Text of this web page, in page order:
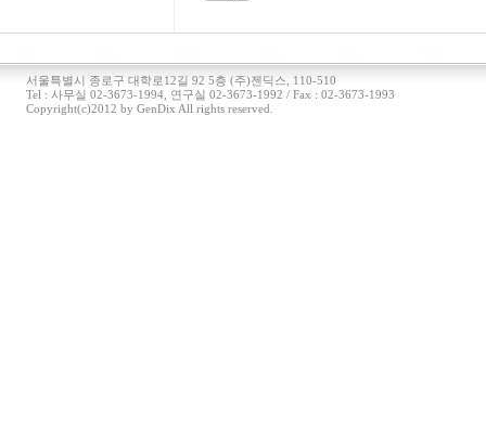
서울특별시 종로구 대학로12길 92 5층 (주)젠딕스, 110-510
Tel : 사무실 02-3673-1994, 연구실 02-3673-1992 / Fax : 02-3673-1993
Copyright(c)2012 by GenDix All rights reserved.